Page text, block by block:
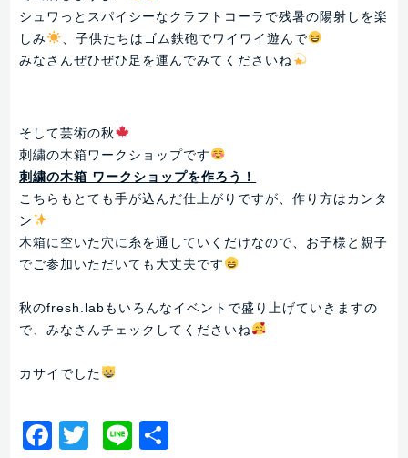
シュワっとスパイシーなクラフトコーラで残暑の陽射しを楽
しみ
、子供たちはゴム鉄砲でワイワイ遊んで
みなさんぜひぜひ足を運んでみてくださいね
そして芸術の秋
刺繍の木箱ワークショップです
刺繍の木箱 ワークショップを作ろう！
こちらもとても手が込んだ仕上がりですが、作り方はカンタ
ン
木箱に空いた穴に糸を通していくだけなので、お子様と親子
でご参加いただいても大丈夫です
秋のfresh.labもいろんなイベントで盛り上げていきますの
で、みなさんチェックしてくださいね
カサイでした
Facebook
Twitter
Line